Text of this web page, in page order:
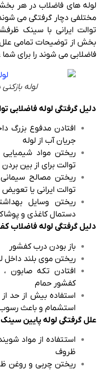
لوله های فاضلاب در هر
مختلفی دچار گرفتگی می شوند.
توالت ایرانی با سینک
بخش از توضیحات تمامی علل
فاضلابی می شوند را برای
لوله
دلیل گرفتگی لوله فاضلابی
افتادن مدفوع بزرگ
جریان آب از لوله
ریختن مواد شیمیایی
توالت برای از بین بردن
ریختن مصالح سیمانی
توالت ایرانی یا تعویض
ریختن وسایل
دستمال کاغذی و پوشاک
دلیل گرفتگی لوله فاضلاب
باز بودن درب کفشور
ریختن موی بلند داخل
افتادن تکه صابون ،
کفشور حمام
استفاده بیش از حد از
استشمام و باعث رسوب
علل گرفتگی لوله پایین سینک
استتفاده از مواد
ظروف
ریختن چربی و روغن